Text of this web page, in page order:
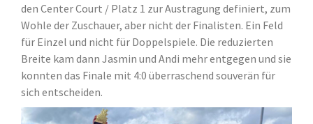
den Center Court / Platz 1 zur Austragung definiert, zum
Wohle der Zuschauer, aber nicht der Finalisten. Ein Feld
für Einzel und nicht für Doppelspiele. Die reduzierten
Breite kam dann Jasmin und Andi mehr entgegen und sie
konnten das Finale mit 4:0 überraschend souverän für
sich entscheiden.